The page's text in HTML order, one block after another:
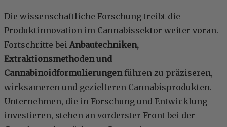
Die wissenschaftliche Forschung treibt die
Produktinnovation im Cannabissektor weiter voran.
Fortschritte bei Anbautechniken,
Extraktionsmethoden und
Cannabinoidformulierungenführen zu präziseren,
wirksameren und gezielteren Cannabisprodukten.
Unternehmen, die in Forschung und Entwicklung
investieren, stehen an vorderster Front bei der